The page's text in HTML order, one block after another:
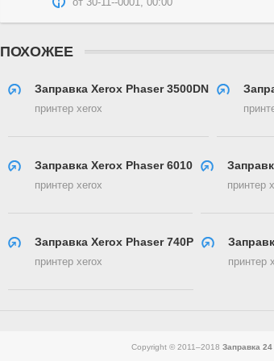
от 30-11--0001, 00:00
ПОХОЖЕЕ
Заправка Xerox Phaser 3500DN
принтер xerox
Заправка Xerox Phaser 6010
принтер xerox принтер
Заправка Xerox Phaser 740P
принтер xerox принтер
Copyright © 2011–2018Заправка 24